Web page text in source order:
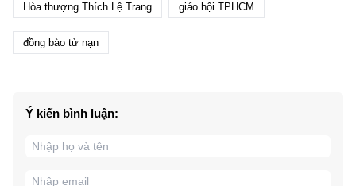
Hòa thượng Thích Lệ Trang giáo hội TPHCM
đồng bào tử nạn
Ý kiến bình luận: